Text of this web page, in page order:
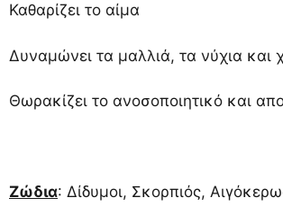
Καθαρίζει το αίμα
Δυναμώνει τα μαλλιά, τα νύχια και
Θωρακίζει το ανοσοποιητικό και
Ζώδια: Δίδυμοι, Σκορπιός,